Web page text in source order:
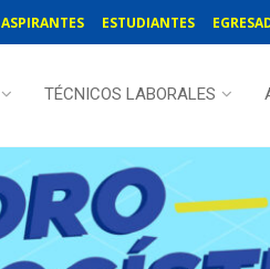
ASPIRANTES ESTUDIANTES
TÉCNICOS LABORALES